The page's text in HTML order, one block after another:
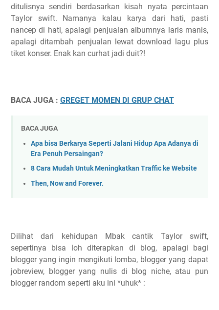
ditulisnya sendiri berdasarkan kisah nyata percintaan
Taylor swift. Namanya kalau karya dari hati, pasti
nancep di hati, apalagi penjualan albumnya laris manis,
apalagi ditambah penjualan lewat download lagu plus
tiket konser. Enak kan curhat jadi duit?!
BACA JUGA : GREGET MOMEN DI GRUP CHAT
BACA JUGA
Apa bisa Berkarya Seperti Jalani Hidup Apa Adanya di
Era Penuh Persaingan?
8 Cara Mudah Untuk Meningkatkan Traffic ke Website
Then, Now and Forever.
Dilihat dari kehidupan Mbak cantik Taylor swift,
sepertinya bisa loh diterapkan di blog, apalagi bagi
blogger yang ingin mengikuti lomba, blogger yang dapat
jobreview, blogger yang nulis di blog niche, atau pun
blogger random seperti aku ini *uhuk* :